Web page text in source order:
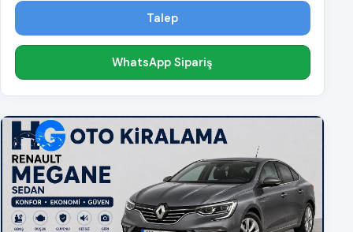
Talep
WhatsApp Sipariş